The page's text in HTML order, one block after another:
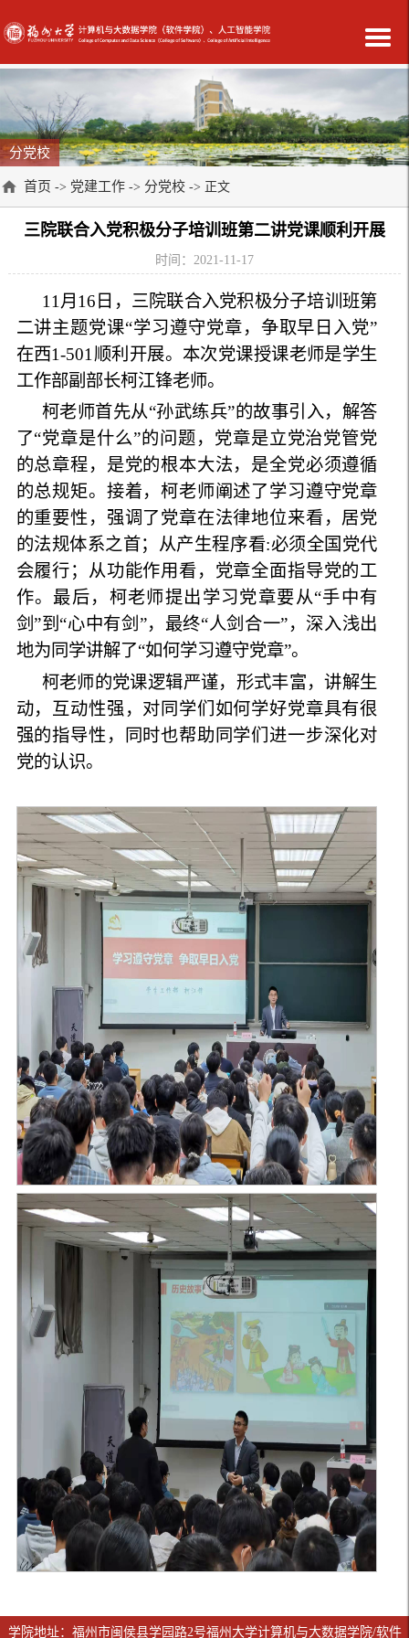
分党校
首页 -> 党建工作 -> 分党校 -> 正文
三院联合入党积极分子培训班第二讲党课顺利开展
时间：2021-11-17
11月16日，三院联合入党积极分子培训班第
二讲主题党课“学习遵守党章，争取早日入党”
在西1-501顺利开展。本次党课授课老师是学生
工作部副部长柯江锋老师。
柯老师首先从“孙武练兵”的故事引入，解答
了“党章是什么”的问题，党章是立党治党管党
的总章程，是党的根本大法，是全党必须遵循
的总规矩。接着，柯老师阐述了学习遵守党章
的重要性，强调了党章在法律地位来看，居党
的法规体系之首；
从产生程序看:必须全国党代
会履行；从功能作用看，党章全面指导党的工
作。 最后，柯老师提出学习党章要从“手中有
剑”到 “心中有剑”，最终“人剑合一”， 深入浅出
地为同学讲解了“如何学习遵守党章”。
柯老师的党课逻辑严谨，形式丰富，讲解生
动，互动性强 ，对同学们如何学好党章具有很
强的指导性，同时也帮助同学们进一步深化对
党的认识。
学院地址：福州市闽侯县学园路2号福州大学计算机与大数据学院/软件